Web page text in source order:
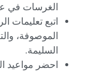
الغرسات في
اتبع تعليمات
الموصوفة،
السليمة.
احضر مواعيد